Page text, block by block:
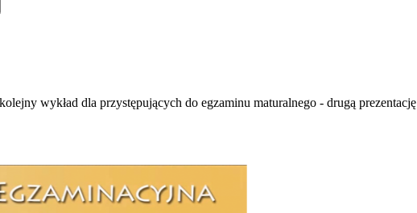
wykład dla przystępujących do egzaminu maturalnego - drugą prezentację